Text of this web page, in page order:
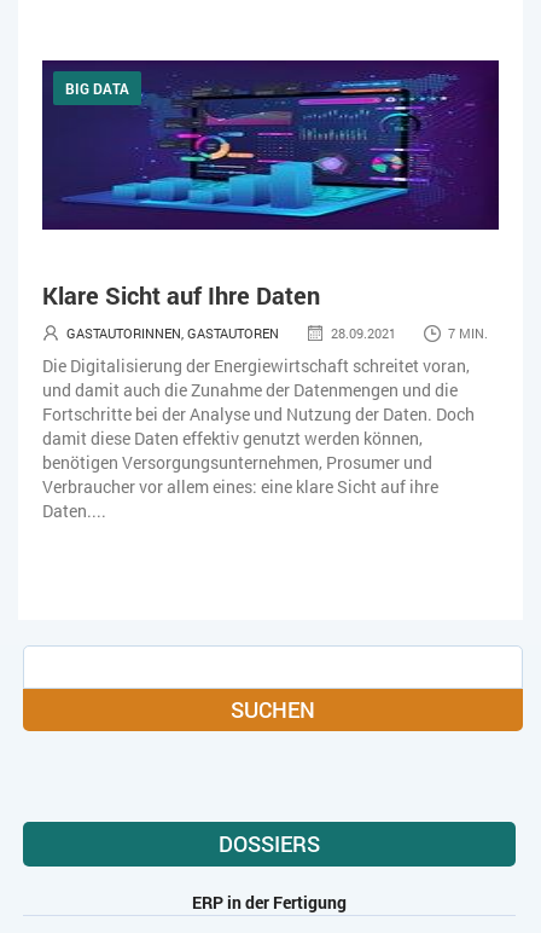
BIG DATA
Klare Sicht auf Ihre Daten
GASTAUTORINNEN, GASTAUTOREN 28.09.2021 7 MIN.
Die Digitalisierung der Energiewirtschaft schreitet voran,
und damit auch die Zunahme der Datenmengen und die
Fortschritte bei der Analyse und Nutzung der Daten. Doch
damit diese Daten effektiv genutzt werden können,
benötigen Versorgungsunternehmen, Prosumer und
Verbraucher vor allem eines: eine klare Sicht auf ihre
Daten....
SUCHEN
DOSSIERS
ERP in der Fertigung